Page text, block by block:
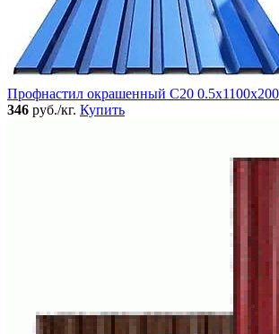
Профнастил окрашенный C20
346 руб./кг. Купить